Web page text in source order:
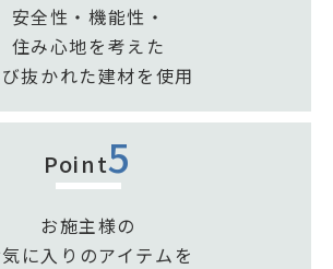
安全性・機能性・
住み心地を考えた
抜かれた建材を使用
Point5
お施主様の
に入りのアイテムを